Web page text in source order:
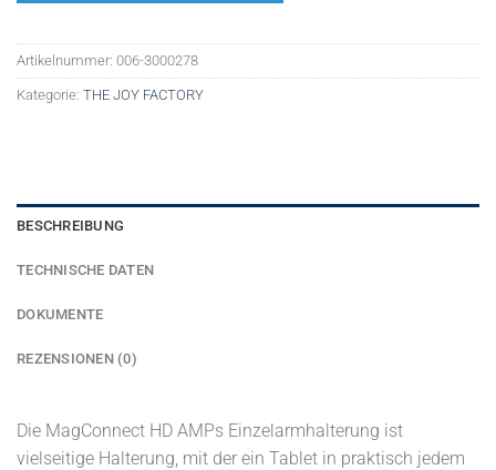
Artikelnummer: 006-3000278
Kategorie: THE JOY FACTORY
BESCHREIBUNG
TECHNISCHE DATEN
DOKUMENTE
REZENSIONEN (0)
Die MagConnect HD AMPs Einzelarmhalterung ist
vielseitige Halterung, mit der ein Tablet in praktisch jedem